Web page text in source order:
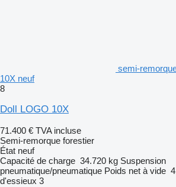
semi-
10X neuf
8
Doll LOGO 10X
71.400 € TVA incluse
Semi-remorque forestier
État neuf
Capacité de charge 34.720 kg Suspension
pneumatique/pneumatique Poids net à vide
d'essieux 3